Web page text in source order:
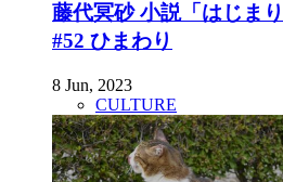
藤代冥砂 小説「はじま
#52 ひまわり
8 Jun, 2023
CULTURE